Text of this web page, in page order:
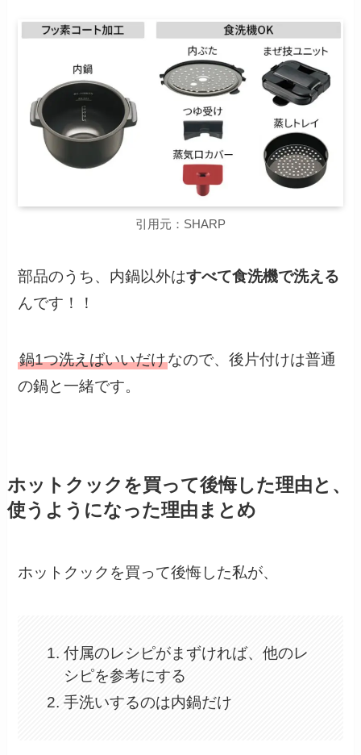
引用元：SHARP
部品のうち、内鍋以外はすべて食洗機で洗える
んです！！
鍋1つ洗えばいいだけなので、後片付けは普通
の鍋と一緒です。
ホットクックを買って後悔した理由と、
使うようになった理由まとめ
ホットクックを買って後悔した私が、
付属のレシピがまずければ、他のレ
シピを参考にする
手洗いするのは内鍋だけ